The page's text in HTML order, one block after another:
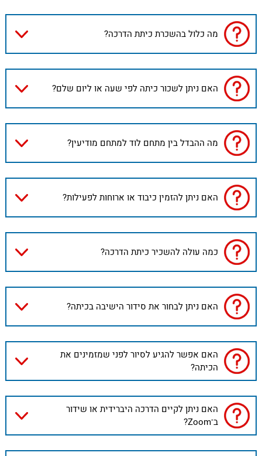
מה כלול בהשכרת כיתת הדרכה?
האם ניתן לשכור כיתה לפי שעה או ליום שלם?
מה ההבדל בין מתחם לוד למתחם מודיעין?
האם ניתן להזמין כיבוד או ארוחות לפעילות?
כמה עולה להשכיר כיתת הדרכה?
האם ניתן לבחור את סידור הישיבה בכיתה?
האם אפשר להגיע לסיור לפני שמזמינים את
הכיתה?
האם ניתן לקיים הדרכה היברידית או שידור
ב־Zoom?